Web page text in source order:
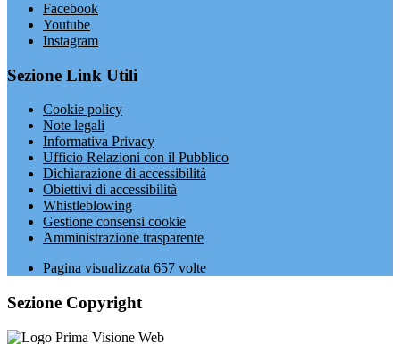
Facebook
Youtube
Instagram
Sezione Link Utili
Cookie policy
Note legali
Informativa Privacy
Ufficio Relazioni con il Pubblico
Dichiarazione di accessibilità
Obiettivi di accessibilità
Whistleblowing
Gestione consensi cookie
Amministrazione trasparente
Pagina visualizzata 657 volte
Sezione Copyright